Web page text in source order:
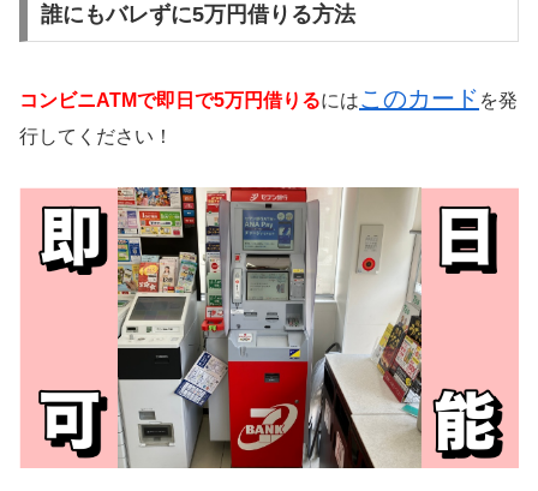
誰にもバレずに5万円借りる方法
コンビニATMで即日で5万円借りるにはこのカード を発
行してください！